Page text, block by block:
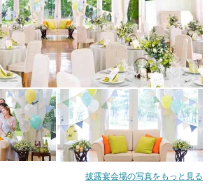
披露宴会場の写真をもっと見る